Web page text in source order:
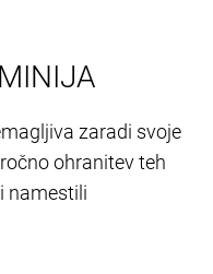
zaradi svoje
ohranitev teh
namestili